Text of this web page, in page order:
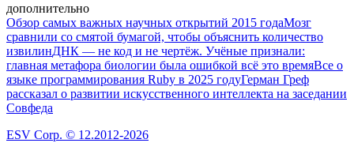
дополнительно
Обзор самых важных научных открытий 2015 годаМозг
сравнили со смятой бумагой, чтобы объяснить количество
извилинДНК — не код и не чертёж. Учёные признали:
главная метафора биологии была ошибкой всё это времяВсе о
языке программирования Ruby в 2025 годуГерман Греф
рассказал о развитии искусственного интеллекта на заседании
Совфеда
ESV Corp. © 12.2012-2026